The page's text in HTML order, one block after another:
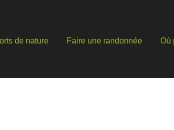
de nature Faire une randonnée Où